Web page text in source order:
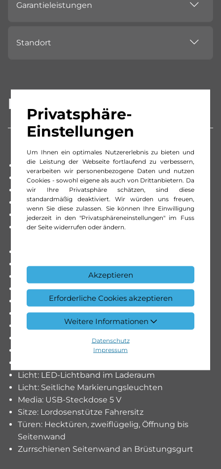
Privatsphäre-
Einstellungen
Um Ihnen ein optimales Nutzererlebnis zu bieten und
die Leistung der Webseite fortlaufend zu verbessern,
verarbeiten wir personenbezogene Daten und nutzen
Cookies - sowohl eigene als auch von Drittanbietern. Da
wir Ihre Privatsphäre schätzen, sind diese
standardmäßig deaktiviert. Wir würden uns freuen,
wenn Sie diese zulassen. Sie können Ihre Einwilligung
jederzeit in den "Privatsphäreneinstellungen" im Fuss
der Seite widerrufen oder ändern.
Akzeptieren
Erforderliche Cookies akzeptieren
Weitere Informationen
Datenschutz
Impressum
Garantieleistungen
Standort
Beschreibung
Armlehne für Fahrersitz
Assist: ATTENTION ASSIST
Assist: Aktiver Bremssassistent
Assist: Aktiver Spurhalte-Assistent
Assist: Regensensor
Assist: Reifendrucküberwachung an VA u. HA,
Assist: Tempomat
Assist: Totwinkel-Assistent
Auftritt Hecktür
Aussenspiegel elektrisch einklappbar
Cupholder vorne
Einstieggriff an Ecksäule hinten rechts
Fahrwerk: Vorderachse mit erhöhter Traglast
Licht: LED-Lichtband im Laderaum
Licht: Seitliche Markierungsleuchten
Media: USB-Steckdose 5 V
Sitze: Lordosenstütze Fahrersitz
Türen: Hecktüren, zweiflügelig, Öffnung bis
Seitenwand
Zurrschienen Seitenwand an Brüstungsgurt